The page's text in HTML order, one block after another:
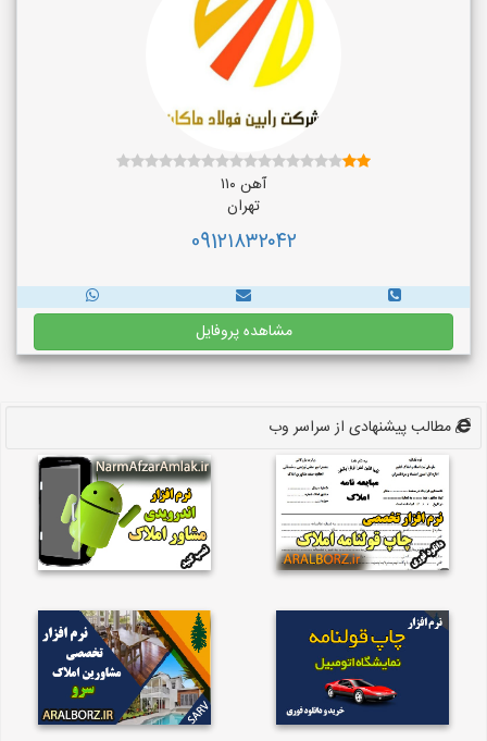
آهن ۱۱۰
تهران
091۲۱۸۳۲۰۴۲
مشاهده پروفایل
مطالب پیشنهادی از سراسر وب